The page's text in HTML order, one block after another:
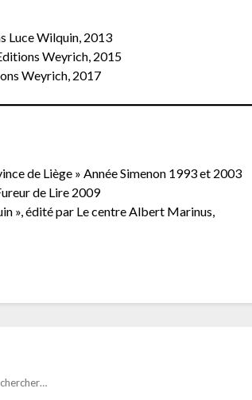
Luce Wilquin, 2013
Weyrich, 2015
Weyrich, 2017
de Liège » Année Simenon 1993 et 2003
de Lire 2009
», édité par Le centre Albert Marinus,